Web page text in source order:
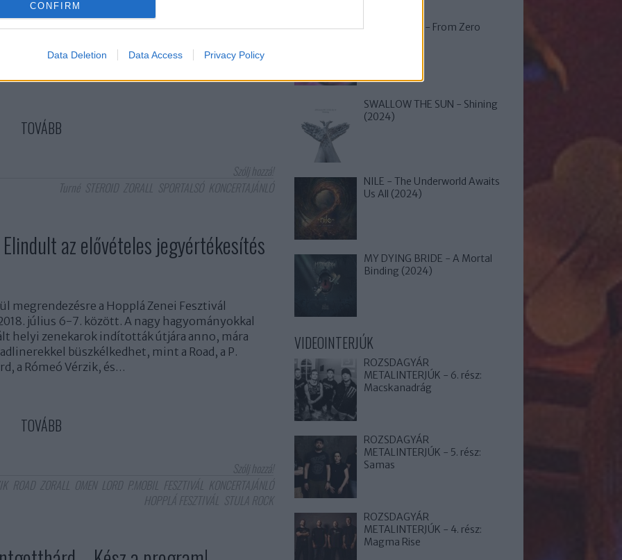
CONFIRM
Data Deletion Data Access Privacy Policy
Sportalsóban startol a Zorall 2018-as
rock'n'roll slágerek. Érdemes csekkolni a
TOVÁBB
Szólj hozzá!
Turné STEROID ZORALL SPORTALSÓ KONCERTAJÁNLÓ
Elindult az elővételes jegyértékesítés
megrendezésre a Hopplá Zenei Fesztivál
július 6-7. között. A nagy hagyományokkal
helyi zenekarok indították útjára anno, mára
büszkélkedhet, mint a Road, a P.
a Rómeó Vérzik, és…
TOVÁBB
Szólj hozzá!
ROAD ZORALL OMEN LORD P.MOBIL FESZTIVÁL KONCERTAJÁNLÓ
HOPPLÁ FESZTIVÁL STULA ROCK
LINKIN PARK - From Zero
SWALLOW THE SUN - Shining
(2024)
NILE - The Underworld Awaits
Us All (2024)
MY DYING BRIDE - A Mortal
Binding (2024)
VIDEOINTERJÚK
ROZSDAGYÁR
METALINTERJÚK - 6. rész:
Macskanadrág
ROZSDAGYÁR
METALINTERJÚK - 5. rész:
Samas
ROZSDAGYÁR
METALINTERJÚK - 4. rész:
Magma Rise